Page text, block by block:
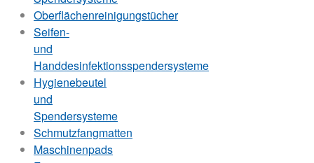
Oberflächenreinigungstücher
Seifen-
und
Handdesinfektionsspendersysteme
Hygienebeutel
und
Spendersysteme
Schmutzfangmatten
Maschinenpads